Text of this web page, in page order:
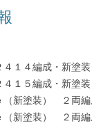
１４編成・新塗
１５編成・新塗
新塗装） ２両編
新塗装） ２両編